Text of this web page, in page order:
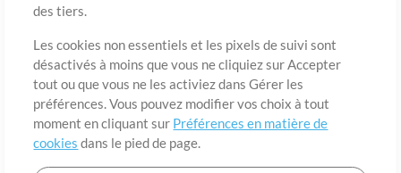
des tiers.
Les cookies non essentiels et les pixels de suivi sont
désactivés à moins que vous ne cliquiez sur Accepter
tout ou que vous ne les activiez dans Gérer les
préférences. Vous pouvez modifier vos choix à tout
moment en cliquant sur Préférences en matière de
cookies dans le pied de page.
matière de cookies
Contact
©2006-2026 par MultiTracks LLC. Tous droits réservés.